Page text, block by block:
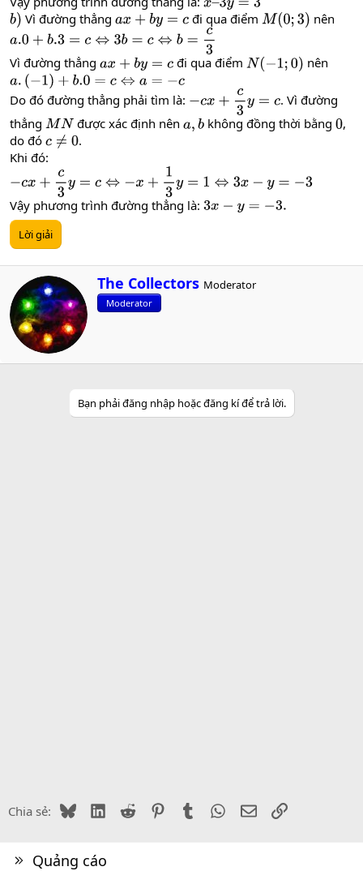
b) Vì đường thẳng ax+ by =c đi qua điểm M(0;3 )
nên
a.0+b.3=c ⇔3 b =c⇔b= c3
Vì đường thẳng ax+ by =c đi qua điểm N(−1;0)
nên
a.( −1)+b .0=c⇔ a= −c
Do đó đường thẳng phải tìm là: −cx+ c3y =c
. Vì đường
thẳng MN được xác định nêna,b không đồng thời bằng 0,
do đó c≠0
.
Khi đó:
−cx+ c3y =c⇔−x + 13y =1⇔3x −y= −3
Vậy phương trình đường thẳng là: 3x−y=− 3.
Lời giải
W
r
i
n
The Collectors Moderator
Moderator
Bạn phải đăng nhập hoặc đăng kí để trả lời.
Chia sẻ: BlueskyLinkedIn
Reddit PinterestTumblr WhatsApp
EmailLink
Quảng cáo